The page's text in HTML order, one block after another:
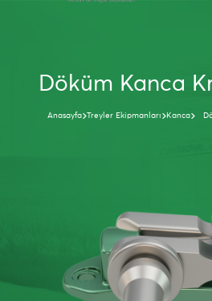
Döküm Kanca
Anasayfa Treyler Ekipmanları Kanca